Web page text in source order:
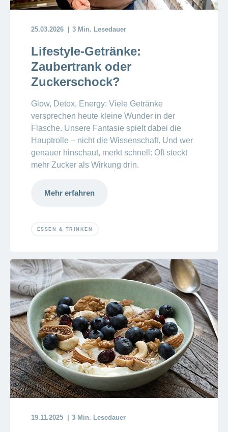
25.03.2026 3 Min. Lesedauer
Lifestyle-Getränke:
Zaubertrank oder
Zuckerschock?
Glow, Detox, Energy: Viele Getränke
versprechen heute kleine Wunder in der
Flasche. Unsere Fantasie spielt dabei die
Hauptrolle – nicht die Wissenschaft. Und wer
genauer hinschaut, merkt schnell: Oft steckt
mehr Zucker als Wirkung drin.
Mehr erfahren
ESSEN & TRINKEN
19.11.2025 3 Min. Lesedauer